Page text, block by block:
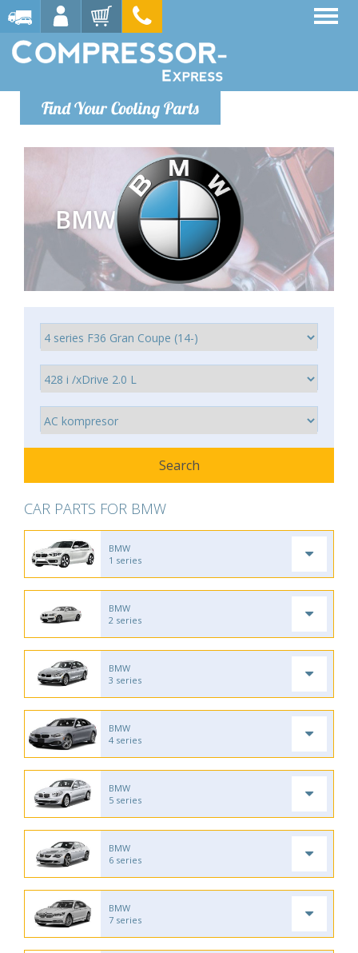
Find Your Cooling Parts
BMW
CAR PARTS FOR BMW
BMW
1 series
BMW
2 series
BMW
3 series
BMW
4 series
BMW
5 series
BMW
6 series
BMW
7 series